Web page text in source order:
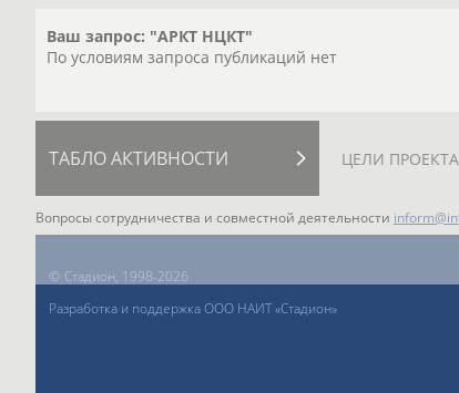
Ваш запрос: "АРКТ НЦКТ"
По условиям запроса публикаций нет
ТАБЛО АКТИВНОСТИ ЦЕЛИ ПРОЕКТА
Вопросы сотрудничества и совместной деятельности
© Стадион, 1998-2026
Разработка и поддержка ООО НАИТ «Стадион»